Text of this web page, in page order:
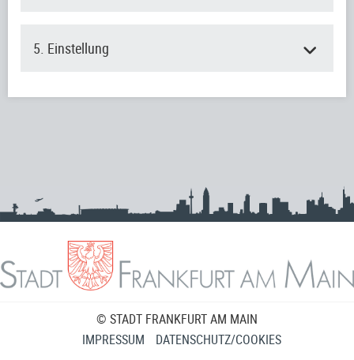
5. Einstellung
© STADT FRANKFURT AM MAIN
IMPRESSUM
DATENSCHUTZ/COOKIES